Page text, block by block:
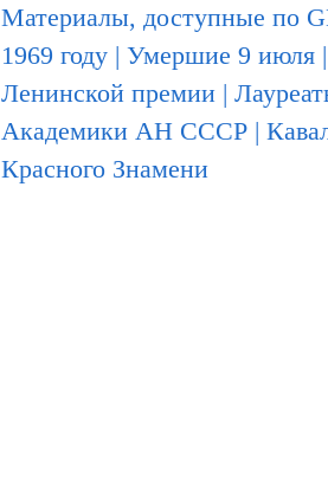
Материалы, доступные по
1969 году | Умершие 9 июля
Ленинской премии |
Академики АН СССР |
Красного Знамени